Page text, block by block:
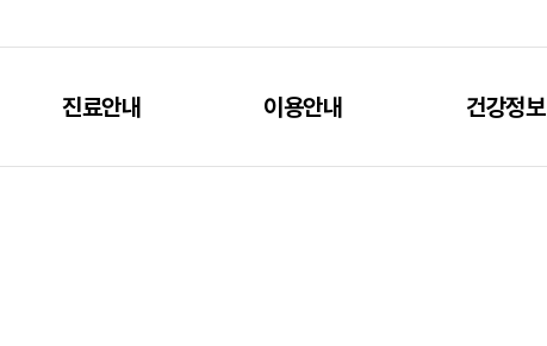
진료안내 이용안내 건강정보